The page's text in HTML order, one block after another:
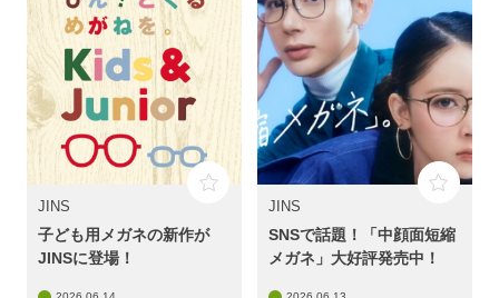
JINS
子ども用メガネの新作が
JINSに登場！
JINS
SNSで話題！「中顔面短縮
メガネ」大好評発売中！